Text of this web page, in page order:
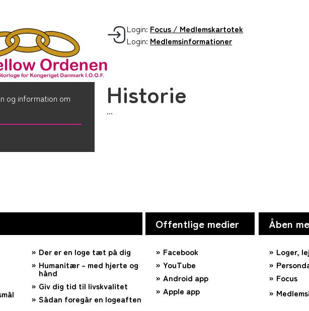
Login: Focus / Medlemskartotek
Login: Medlemsinformationer
og information om
Historie
...
Der er en loge tæt på dig
Humanitær – med hjerte og
hånd
Giv dig tid til livskvalitet
Sådan foregår en logeaften
Offentlige medier
Facebook
YouTube
Android app
Apple app
Åben
Loger,
Focus